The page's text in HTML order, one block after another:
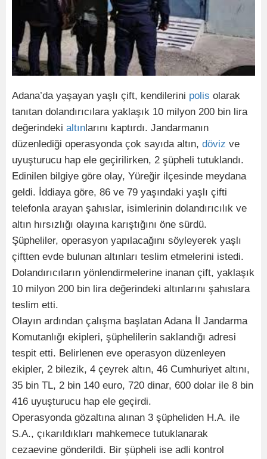
Adana’da yaşayan yaşlı çift, kendilerini polis olarak
tanıtan dolandırıcılara yaklaşık 10 milyon 200 bin lira
değerindeki altınlarını kaptırdı. Jandarmanın
düzenlediği operasyonda çok sayıda altın, döviz ve
uyuşturucu hap ele geçirilirken, 2 şüpheli tutuklandı.
Edinilen bilgiye göre olay, Yüreğir ilçesinde meydana
geldi. İddiaya göre, 86 ve 79 yaşındaki yaşlı çifti
telefonla arayan şahıslar, isimlerinin dolandırıcılık ve
altın hırsızlığı olayına karıştığını öne sürdü.
Şüpheliler, operasyon yapılacağını söyleyerek yaşlı
çiftten evde bulunan altınları teslim etmelerini istedi.
Dolandırıcıların yönlendirmelerine inanan çift, yaklaşık
10 milyon 200 bin lira değerindeki altınlarını şahıslara
teslim etti.
Olayın ardından çalışma başlatan Adana İl Jandarma
Komutanlığı ekipleri, şüphelilerin saklandığı adresi
tespit etti. Belirlenen eve operasyon düzenleyen
ekipler, 2 bilezik, 4 çeyrek altın, 46 Cumhuriyet altını,
35 bin TL, 2 bin 140 euro, 720 dinar, 600 dolar ile 8 bin
416 uyuşturucu hap ele geçirdi.
Operasyonda gözaltına alınan 3 şüpheliden H.A. ile
S.A., çıkarıldıkları mahkemece tutuklanarak
cezaevine gönderildi. Bir şüpheli ise adli kontrol